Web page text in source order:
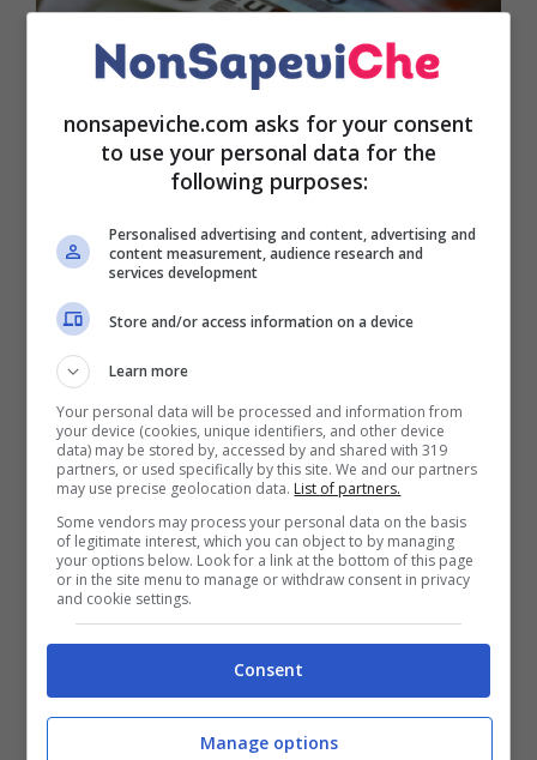
La Coldirettiha lanciato l’allarme ponendo
l’accento su quelli che saranno i
faranno registrare
prezzi da record
. Tali aumenti
riguarderanno un po’ tutti i prodotti alimentari con
tutte le conseguenze del caso sulle tasche dei
cittadini. In particolare, quello che sta facendo
registrare il rialzo maggiore è sicuramente l’olio di
semicon il +63 per cento ma non sono da meno
anche ilpanecon oltre il 13 per cento in più e il
burrocon un aumento del + 34 per cento.
Nelsettore agricolo, la situazione non è migliore
dal momento che l’aumento dei costi è stato
registrato ad un + 170 per cento nel caso dei
mangimi
allevatoristanno affrontando un’impennata di costi
che in molti casi sta portando alla chiusura di
nonsapeviche.com asks for your consent
to use your personal data for the
following purposes:
Personalised advertising and content, advertising and
content measurement, audience research and
services development
Store and/or access information on a device
Learn more
Your personal data will be processed and information from
your device (cookies, unique identifiers, and other device
data) may be stored by, accessed by and shared with 319
partners, or used specifically by this site. We and our partners
may use precise geolocation data. List of partners.
Some vendors may process your personal data on the basis
of legitimate interest, which you can object to by managing
your options below. Look for a link at the bottom of this page
or in the site menu to manage or withdraw consent in privacy
and cookie settings.
Consent
Manage options